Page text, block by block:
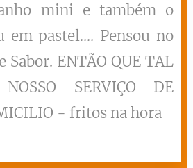
mini e também o
em pastel.... Pensou no
Sabor. ENTÃO QUE TAL
NOSSO SERVIÇO DE
- fritos na hora